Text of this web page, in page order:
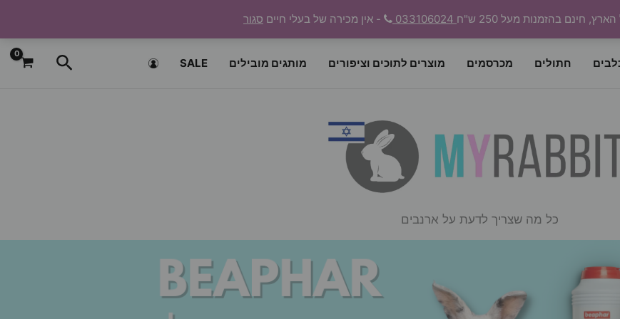
חינם בהזמנות מעל 250 ש"ח - אין מכירה של בעלי חיים סגור
חתולים מכרסמים מוצרים לתוכים וציפורים מותגים מובילים SALE חיפוש
כל מה שצריך לדעת על ארנבים